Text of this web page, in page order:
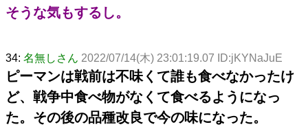
そうな気もするし。
34: 名無しさん 2022/07/14(木) 23:01:19.07 ID:jKYNaJuE
ピーマンは戦前は不味くて誰も食べなかったけ
ど、戦争中食べ物がなくて食べるようになっ
た。その後の品種改良で今の味になった。